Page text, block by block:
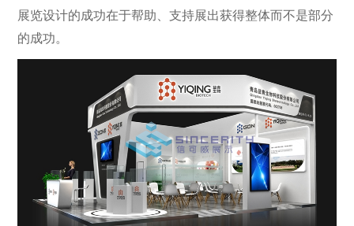
展览设计的成功在于帮助、支持展出获得整体而不是部分
的成功。